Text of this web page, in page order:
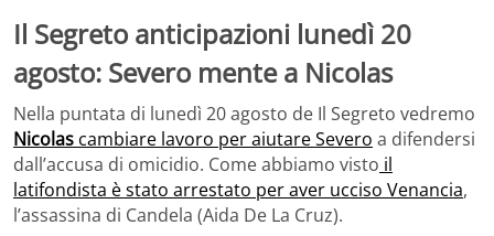
Il Segreto anticipazioni lunedì 20
agosto: Severo mente a Nicolas
Nella puntata di lunedì 20 agosto de Il Segreto vedremo
Nicolas cambiare lavoro per aiutare Severo a difendersi
dall’accusa di omicidio. Come abbiamo visto il
latifondista è stato arrestato per aver ucciso Venancia,
l’assassina di Candela (Aida De La Cruz).